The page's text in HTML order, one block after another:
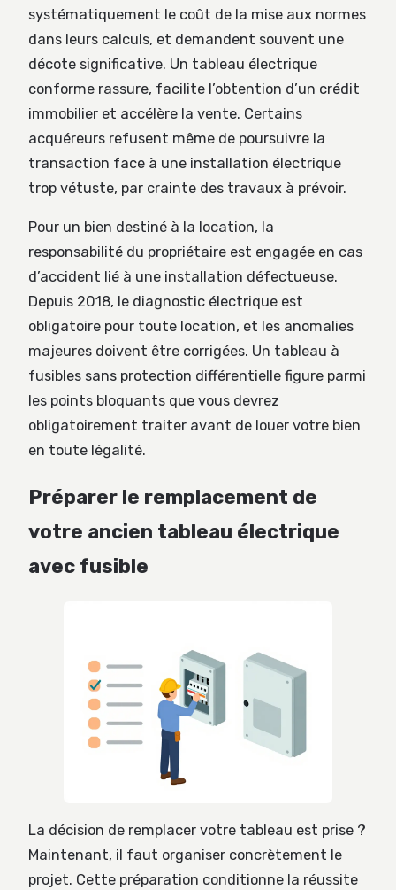
systématiquement le coût de la mise aux normes
dans leurs calculs, et demandent souvent une
décote significative. Un tableau électrique
conforme rassure, facilite l’obtention d’un crédit
immobilier et accélère la vente. Certains
acquéreurs refusent même de poursuivre la
transaction face à une installation électrique
trop vétuste, par crainte des travaux à prévoir.
Pour un bien destiné à la location, la
responsabilité du propriétaire est engagée en cas
d’accident lié à une installation défectueuse.
Depuis 2018, le diagnostic électrique est
obligatoire pour toute location, et les anomalies
majeures doivent être corrigées. Un tableau à
fusibles sans protection différentielle figure parmi
les points bloquants que vous devrez
obligatoirement traiter avant de louer votre bien
en toute légalité.
Préparer le remplacement de
votre ancien tableau électrique
avec fusible
La décision de remplacer votre tableau est prise ?
Maintenant, il faut organiser concrètement le
projet. Cette préparation conditionne la réussite